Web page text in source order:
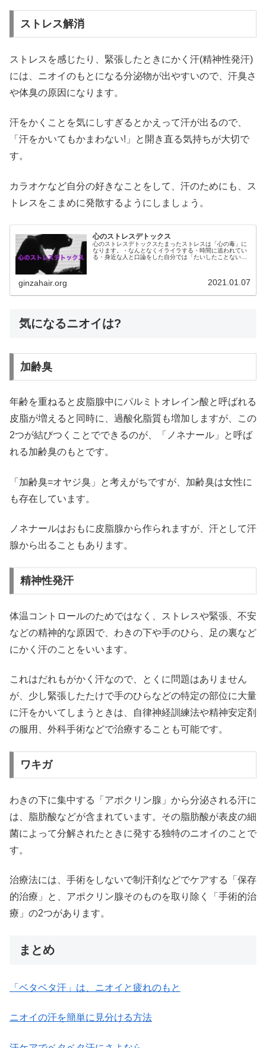
ストレス解消
ストレスを感じたり、緊張したときにかく汗(精神性発汗)
には、ニオイのもとになる分泌物が出やすいので、汗臭さ
や体臭の原因になります。
汗をかくことを気にしすぎるとかえって汗が出るので、
「汗をかいてもかまわない!」と開き直る気持ちが大切で
す。
カラオケなど自分の好きなことをして、汗のためにも、ス
トレスをこまめに発散するようにしましょう。
心のストレスデトックス
心のストレスデトックスたまったストレスは「心の毒」に
なります。・なんとなくイライラする・時間に追われてい
る・身近な人と口論をした自分では「たいしたことない」
ginzahair.org 2021.01.07
気になるニオイは?
加齢臭
年齢を重ねると皮脂腺中にパルミトオレイン酸と呼ばれる
皮脂が増えると同時に、過酸化脂質も増加しますが、この
2つが結びつくことでできるのが、「ノネナール」と呼ば
れる加齢臭のもとです。
「加齢臭=オヤジ臭」と考えがちですが、加齢臭は女性に
も存在しています。
ノネナールはおもに皮脂腺から作られますが、汗として汗
腺から出ることもあります。
精神性発汗
体温コントロールのためではなく、ストレスや緊張、不安
などの精神的な原因で、わきの下や手のひら、足の裏など
にかく汗のことをいいます。
これはだれもがかく汗なので、とくに問題はありません
が、少し緊張したたけで手のひらなどの特定の部位に大量
に汗をかいてしまうときは、自律神経訓練法や精神安定剤
の服用、外科手術などで治療することも可能です。
ワキガ
わきの下に集中する「アポクリン腺」から分泌される汗に
は、脂肪酸などが含まれています。その脂肪酸が表皮の細
菌によって分解されたときに発する独特のニオイのことで
す。
治療法には、手術をしないで制汗剤などでケアする「保存
的治療」と、アポクリン腺そのものを取り除く「手術的治
療」の2つがあります。
まとめ
「ベタベタ汗」は、ニオイと疲れのもと
ニオイの汗を簡単に見分ける方法